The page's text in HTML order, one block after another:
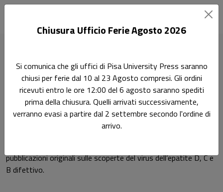
Ferruccio Bonino
Pagina di Ferruccio Bonino
pubblicazioni originali sulle scoperte del virus dell’epatite D, C e
B difettivo.
Chiusura Ufficio Ferie Agosto 2026
Si comunica che gli uffici di Pisa University Press saranno
chiusi per ferie dal 10 al 23 Agosto compresi. Gli ordini
ricevuti entro le ore 12:00 del 6 agosto saranno spediti
prima della chiusura. Quelli arrivati successivamente,
verranno evasi a partire dal 2 settembre secondo l'ordine di
arrivo.